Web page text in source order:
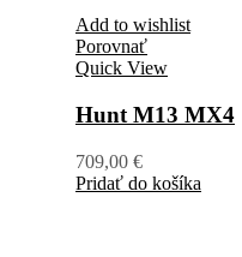
Add to wishlist
Porovnať
Quick View
Hunt M13 MX4
709,00 €
Pridať do košíka